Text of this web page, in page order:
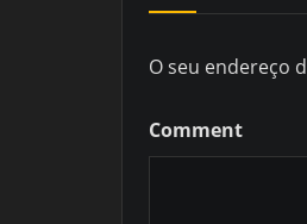
O seu endereço
Comment